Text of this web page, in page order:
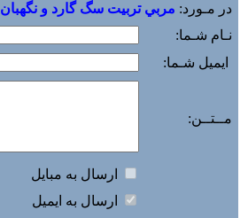
در مـورد: مربي تربيت سگ گارد و نگهبان
نـام شـما:
ایمیل شـما:
مــتــن:
ارسال به مبايل
ارسال به ايميل